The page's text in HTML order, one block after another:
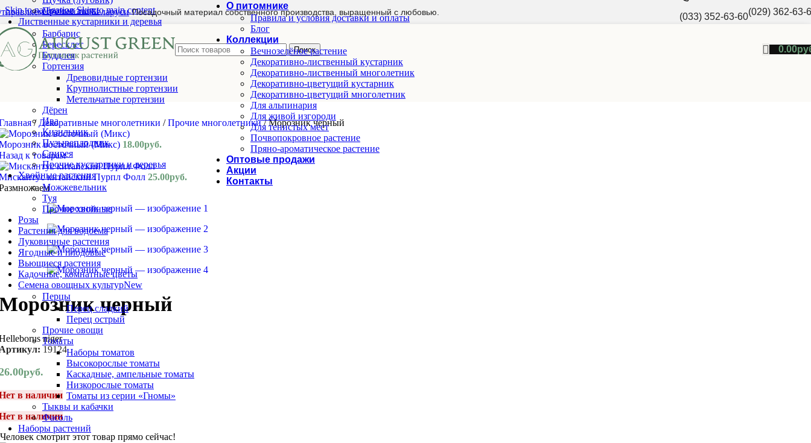
Skip to navigationSkip to main content
почтой по Беларуси Посадочный материал собственного производства, выращенный с любовью. (033) 352-63-60(029) 362-63-
Поиск 0.00
Прочие злаки
Лиственные кустарники и деревья
Барбарис
Бересклет
Буддлея
Гортензия
Древовидные гортензии
Крупнолистные гортензии
Метельчатые гортензии
Дёрен
Ива
Кизильник
Пузыреплодник
Спирея
Прочие кустарники и деревья
Хвойные растения
Можжевельник
Туя
Прочие хвойные
Розы
Растения для водоема
Луковичные растения
Ягодные и плодовые
Вьющиеся растения
Кадочные, комнатные цветы
Семена овощных культурNew
Перцы
Перец сладкий
Перец острый
Прочие овощи
Томаты
Наборы томатов
Высокорослые томаты
Каскадные, ампельные томаты
Низкорослые томаты
Томаты из серии «Гномы»
Тыквы и кабачки
Фасоль
Наборы растений
О питомнике
Правила и условия доставки и оплаты
Блог
Коллекции
Вечнозелёное растение
Декоративно-лиственный кустарник
Декоративно-лиственный многолетник
Декоративно-цветущий кустарник
Декоративно-цветущий многолетник
Для альпинария
Для живой изгороди
Для тенистых мест
Почвопокровное растение
Пряно-ароматическое растение
Оптовые продажи
Акции
Контакты
/ Декоративные многолетники / Прочие многолетники/ Морозник черный
восточный (Микс) 18.00руб.
к товарам
китайский Пурпл Фолл 25.00руб.
черный
niger
19124
руб.
в наличии
в наличии
Человек смотрит этот товар прямо сейчас!